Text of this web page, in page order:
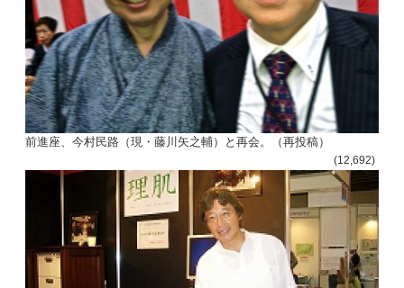
前進座、今村民路（現・藤川矢之輔）と再会。（再投稿）
(12,692)